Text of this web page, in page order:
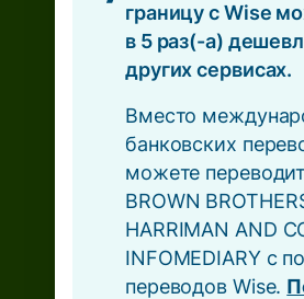
границу с Wise
в 5 раз(-а)
других сервисах.
Вместо
банковских
можете
BROWN
HARRIMAN AND
INFOMEDIARY с
переводов Wise.